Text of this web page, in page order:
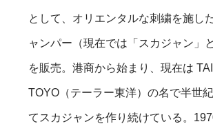
として、オリエンタルな刺繍を施し
ャンパー（現在では「スカジャン」
を販売。港商から始まり、現在は
TOYO（テーラー東洋）の名で半世
てスカジャンを作り続けている。